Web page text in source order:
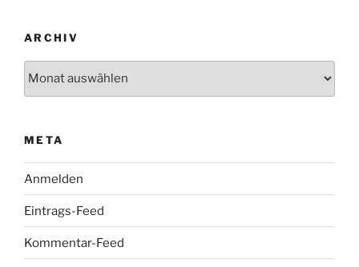
ARCHIV
META
Anmelden
Eintrags-Feed
Kommentar-Feed